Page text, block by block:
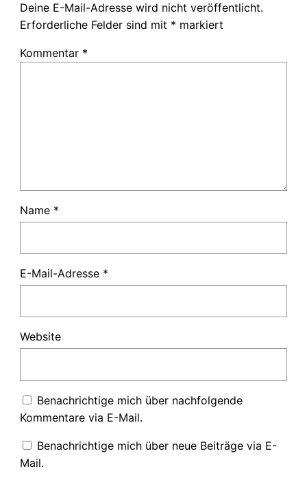
Deine E-Mail-Adresse wird nicht veröffentlicht.
Erforderliche Felder sind mit * markiert
Kommentar *
Name *
E-Mail-Adresse *
Website
Benachrichtige mich über nachfolgende
Kommentare via E-Mail.
Benachrichtige mich über neue Beiträge via E-
Mail.